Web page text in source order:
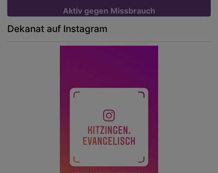
Aktiv gegen Missbrauch
Dekanat auf Instagram